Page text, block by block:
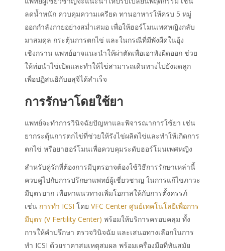
ลดน้ำหนัก ควบคุมความเครียด ทานอาหารให้ครบ 5 หมู่
ออกกำลังกายอย่างสม่ำเสมอ เพื่อให้ฮอร์โมนเพศหญิงกลับ
มาสมดุล กระตุ้นการตกไข่ และในกรณีที่มีพังผืดในอุ้ง
เชิงกราน แพทย์อาจแนะนำให้ผ่าตัดเพื่อเอาพังผืดออก ช่วย
ให้ท่อนำไข่เปิดและทำให้ไข่สามารถเดินทางไปยังมดลูก
เพื่อปฏิสนธิกับอสุจิได้สำเร็จ
การรักษาโดยใช้ยา
แพทย์จะทำการวินิจฉัยปัญหาและพิจารณาการใช้ยา เช่น
ยากระตุ้นการตกไข่ที่ช่วยให้รังไข่ผลิตไข่และทำให้เกิดการ
ตกไข่ หรือยาฮอร์โมนเพื่อควบคุมระดับฮอร์โมนเพศหญิง
สำหรับคู่รักที่ต้องการมีบุตรอาจต้องใช้วิธีการรักษาเหล่านี้
ควบคู่ไปกับการปรึกษาแพทย์ผู้เชี่ยวชาญ ในการแก้ไขภาวะ
มีบุตรยาก เพื่อหาแนวทางเพิ่มโอกาสให้กับการตั้งครรภ์
เช่น การทำ ICSI โดย VFC Center ศูนย์เทคโนโลยีเพื่อการ
มีบุตร (V Fertility Center) พร้อมให้บริการครอบคลุม ทั้ง
การให้คำปรึกษา ตรวจวินิจฉัย และเสนอทางเลือกในการ
ทำ ICSI ด้วยราคาสมเหตุสมผล พร้อมเครื่องมือที่ทันสมัย